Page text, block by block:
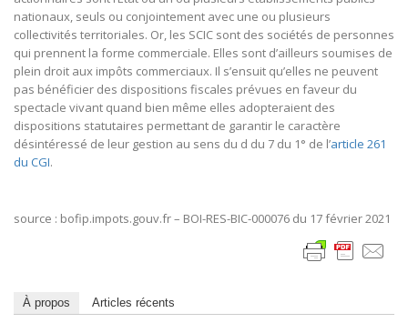
nationaux, seuls ou conjointement avec une ou plusieurs
collectivités territoriales. Or, les SCIC sont des sociétés de personnes
qui prennent la forme commerciale. Elles sont d’ailleurs soumises de
plein droit aux impôts commerciaux. Il s’ensuit qu’elles ne peuvent
pas bénéficier des dispositions fiscales prévues en faveur du
spectacle vivant quand bien même elles adopteraient des
dispositions statutaires permettant de garantir le caractère
désintéressé de leur gestion au sens du d du 7 du 1° de l’article 261
du CGI.
source : bofip.impots.gouv.fr – BOI-RES-BIC-000076 du 17 février 2021
À propos Articles récents